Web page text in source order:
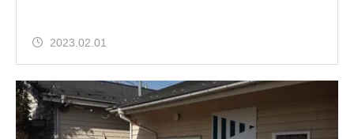
2023.02.01